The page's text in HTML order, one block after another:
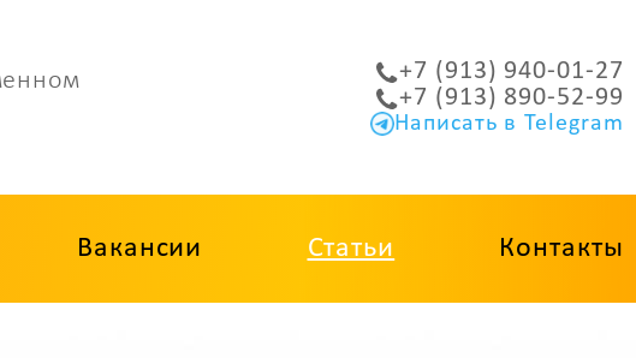
+7 (913) 940-01-27
+7 (913) 890-52-99
Написать в Telegram
Вакансии Статьи Контакты